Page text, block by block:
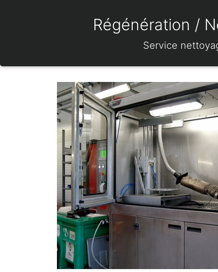
Régénération /
Service